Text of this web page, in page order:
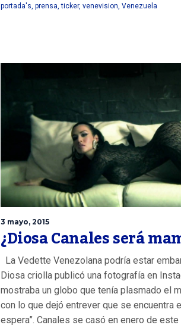
portada's, prensa,ticker, venevision, Venezuela
3 mayo, 2015
¿Diosa Canales será
La Vedette Venezolana podría estar
Diosa criolla publicó una fotografía en
mostraba un globo que tenía plasmado el
con lo que dejó entrever que se encuentra
espera”. Canales se casó en enero de